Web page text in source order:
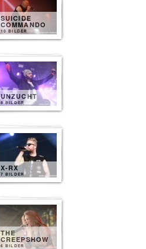
SUICIDE
COMMANDO
10 BILDER
UNZUCHT
8 BILDER
X-RX
7 BILDER
THE
CREEPSHOW
6 BILDER